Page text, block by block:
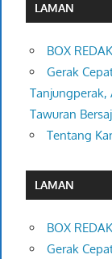
LAMAN
BOX
Gerak
Tanjungperak,
Tawuran
Tentang
LAMAN
BOX
Gerak